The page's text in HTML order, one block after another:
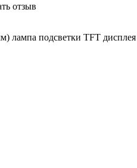
отзыв
лампа подсветки TFT дисплея